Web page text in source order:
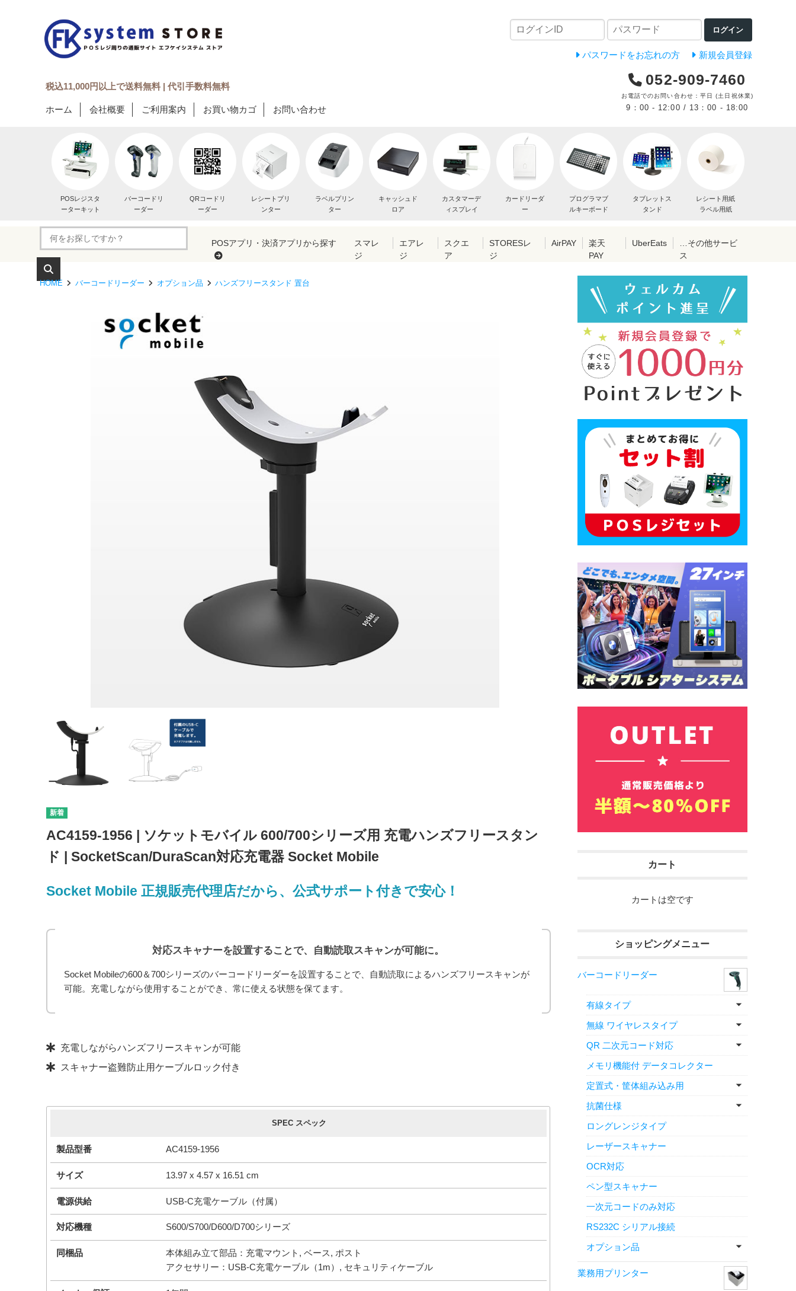
ログイン
パスワードをお忘れの方 新規会員登録
税込11,000円以上で送料無料 | 代引手数料無料
ホーム 会社概要 ご利用案内 お買い物カゴ お問い合わせ
052-909-7460
お電話でのお問い合わせ：平日 (土日祝休業)
9：00 - 12:00 / 13：00 - 18:00
POSレジスタ
ーターキット
バーコードリ
ーダー
QRコードリ
ーダー
レシートプリ
ンター
ラベルプリン
ター
キャッシュド
ロア
カスタマーデ
ィスプレイ
カードリーダ
ー
プログラマブ
ルキーボード
タブレットス
タンド
レシート用紙
ラベル用紙
POSアプリ・決済アプリから探す
スマレ
ジ
エアレ
ジ
スクエ
ア
STORESレ
ジ
AirPAY
楽天
PAY
UberEats
…その他サービ
ス
HOME バーコードリーダー オプション品 ハンズフリースタンド 置台
AC4159-1956 | ソケットモバイル 600/700シリーズ用 充電ハンズフリースタン
ド | SocketScan/DuraScan対応充電器 Socket Mobile
Socket Mobile 正規販売代理店だから、公式サポート付きで安心！
対応スキャナーを設置することで、自動読取スキャンが可能に。
Socket Mobileの600＆700シリーズのバーコードリーダーを設置することで、自動読取によるハンズフリースキャンが
可能。充電しながら使用することができ、常に使える状態を保てます。
製品の注目ポイント
充電しながらハンズフリースキャンが可能
スキャナー盗難防止用ケーブルロック付き
SPEC スペック
製品型番 AC4159-1956
サイズ 13.97 x 4.57 x 16.51 cm
電源供給 USB-C充電ケーブル（付属）
対応機種 S600/S700/D600/D700シリーズ
同梱品
本体組み立て部品：充電マウント, ベース, ポスト
アクセサリー：USB-C充電ケーブル（1m）, セキュリティケーブル
カート
カートは空です
ショッピングメニュー
バーコードリーダー
有線タイプ
無線 ワイヤレスタイプ
QR 二次元コード対応
メモリ機能付 データコレクター
定置式・筐体組み込み用
抗菌仕様
ロングレンジタイプ
レーザースキャナー
OCR対応
ペン型スキャナー
一次元コードのみ対応
RS232C シリアル接続
オプション品
業務用プリンター